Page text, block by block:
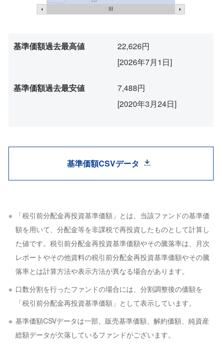
基準価額過去最高値
22,626円
[2026年7月1日]
基準価額過去最安値
7,488円
[2020年3月24日]
基準価額CSVデータ
「税引前分配金再投資基準価額」とは、当該ファンドの基準価
額を用いて、分配金等を非課税で再投資したものとして計算し
た値です。税引前分配金再投資基準価額やその騰落率は、月次
レポートやその他資料の税引前分配金再投資基準価額やその騰
落率とは計算方法や表示方法が異なる場合があります。
口数分割を行ったファンドの場合には、分割調整後の価額を
「税引前分配金再投資基準価額」として表示しています。
基準価額CSVデータは一部、販売基準価額、解約価額、純資産
総額データが欠落しているファンドがございます。